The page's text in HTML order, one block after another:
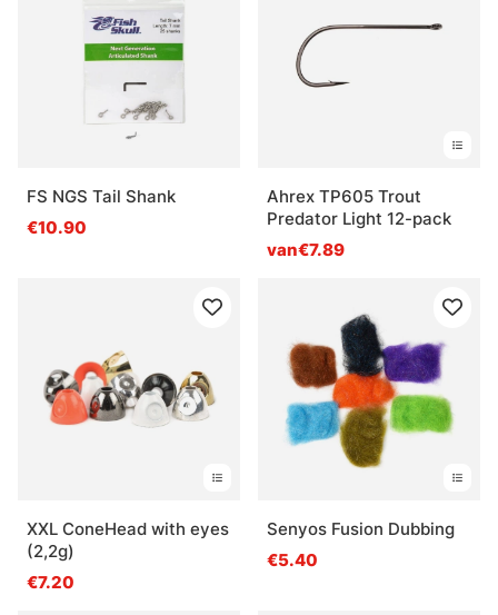
FS NGS Tail Shank
€10.90
Ahrex TP605 Trout
Predator Light 12-pack
van€7.89
XXL ConeHead with eyes
(2,2g)
€7.20
Senyos Fusion Dubbing
€5.40